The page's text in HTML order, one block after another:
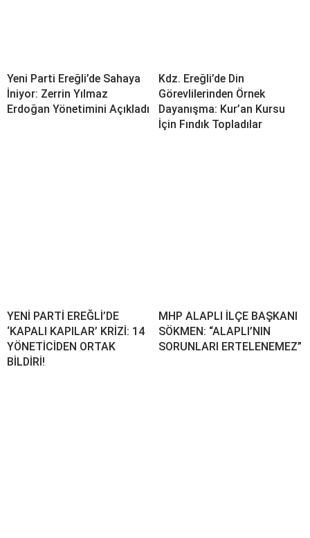
Yeni Parti Ereğli’de Sahaya
İniyor: Zerrin Yılmaz
Erdoğan Yönetimini Açıkladı
Kdz. Ereğli’de Din
Görevlilerinden Örnek
Dayanışma: Kur’an Kursu
İçin Fındık Topladılar
YENİ PARTİ EREĞLİ’DE
‘KAPALI KAPILAR’ KRİZİ: 14
YÖNETİCİDEN ORTAK
BİLDİRİ!
MHP ALAPLI İLÇE BAŞKANI
SÖKMEN: “ALAPLI’NIN
SORUNLARI ERTELENEMEZ”